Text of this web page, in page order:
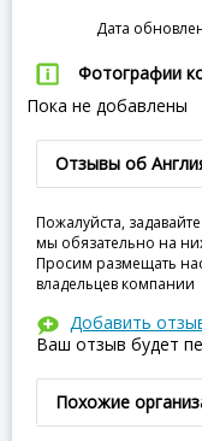
Дата
Фотографии
Пока не добавлены
Отзывы об
Пожалуйста,
мы обязательно на
Просим размещать
владельцев компании
Добавить
Ваш отзыв будет
Похожие